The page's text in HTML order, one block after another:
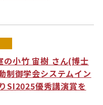
の小竹 宙樹 さん(博士
制御学会システムイン
SI2025優秀講演賞を